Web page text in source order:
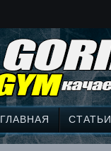
ГЛАВНАЯ СТАТЬИ